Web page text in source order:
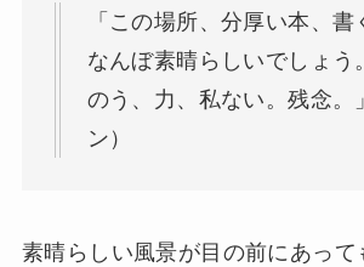
「この場所、分厚い本、書
なんぼ素晴らしいでしょう
のう、力、私ない。残念。
ン）
素晴らしい風景が目の前にあって